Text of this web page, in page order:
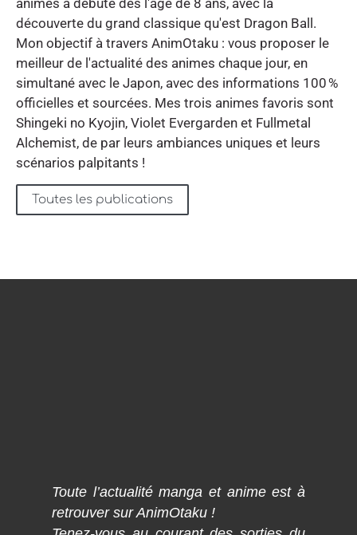
animes a débuté dès l'âge de 8 ans, avec la
découverte du grand classique qu'est Dragon Ball.
Mon objectif à travers AnimOtaku : vous proposer le
meilleur de l'actualité des animes chaque jour, en
simultané avec le Japon, avec des informations 100 %
officielles et sourcées. Mes trois animes favoris sont
Shingeki no Kyojin, Violet Evergarden et Fullmetal
Alchemist, de par leurs ambiances uniques et leurs
scénarios palpitants !
Toutes les publications
Toute l’actualité manga et anime est à
retrouver sur AnimOtaku !